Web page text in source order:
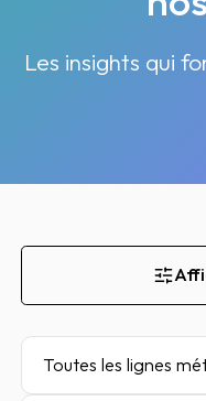
Les insights qui
Toutes les lignes